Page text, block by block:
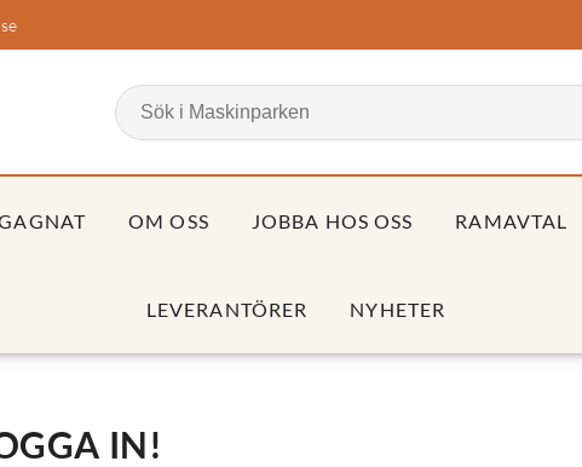
OM OSS JOBBA HOS OSS RAMAVTAL
LEVERANTÖRER NYHETER
IN!